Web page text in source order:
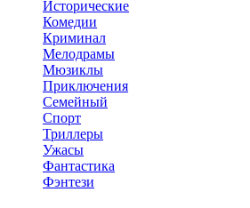
Исторические
Комедии
Криминал
Мелодрамы
Мюзиклы
Приключения
Семейный
Спорт
Триллеры
Ужасы
Фантастика
Фэнтези